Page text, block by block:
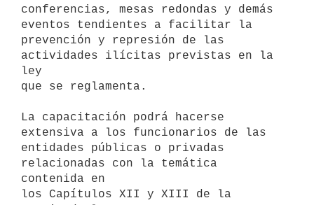
conferencias, mesas redondas y demás
eventos tendientes a facilitar la
prevención y represión de las
actividades ilícitas previstas en la
ley
que se reglamenta.
La capacitación podrá hacerse
extensiva a los funcionarios de las
entidades públicas o privadas
relacionadas con la temática
contenida en
los Capítulos XII y XIII de la